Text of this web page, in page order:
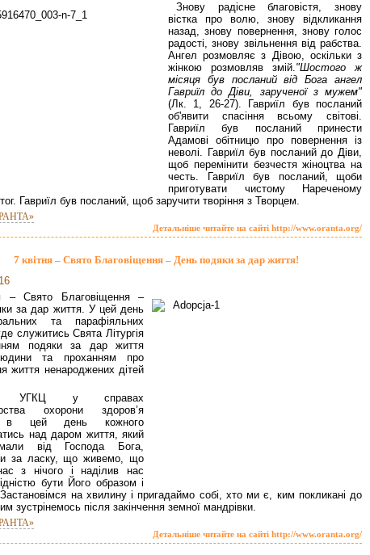
Знову радісне благовістя, знову
вістка про волю, знову від­кликання
назад, знову повернення, знову голос
радості, знову звільнення від рабства.
Ангел розмовляє з Дівою, оскільки з
жінкою розмовляв змій."Шостого ж
місяця був посланий від Бога ангел
Гавриїл до Діви, зарученої з мужем"
(Лк. 1, 26-27). Гавриїл був посланий
об'явити спасіння всьому світові.
Гаври­їл був посланий принести
Адамові обітницю про повернення із
неволі. Гавриїл був посланий до Діви,
щоб перемінити безчес­тя жіноцтва на
честь. Гавриїл був посланий, щоби
приготува­ти чистому Нареченому
Гавриїл був посланий, щоб заручити творіння з Творцем.
Детальніше читайте на сайті http://www.oranta.org/
7 квітня – Свято Благовіщення – День подяки за дар життя!
– Свято Благовіщення –
за дар життя. У цей день
та парафіяльних
служитись Свята Літургія
подяки за дар життя
та проханням про
життя ненароджених дітей
УГКЦ у справах
охорони здоров’я
в цей день кожного
над даром життя, який
від Господа Бога,
за ласку, що живемо, що
з нічого і наділив нас
бути Його образом і
на хвилину і пригадаймо собі, хто ми є, ким покликані до
зустрінемось після закінчення земної мандрівки.
Детальніше читайте на сайті http://www.oranta.org/